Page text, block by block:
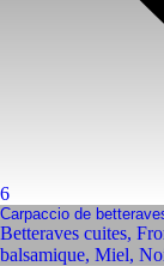
6
Carpaccio de
Betteraves cuites,
balsamique, Miel,